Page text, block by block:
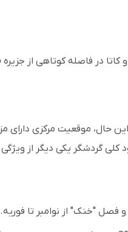
در فاصله کوتاهی از جزیره
حال، موقعیت مرکزی دارای
از تپه به سمت ساحل پاتونگ برید. کمبود کلی
فصل "خنک" از نوامبر تا فوریه.